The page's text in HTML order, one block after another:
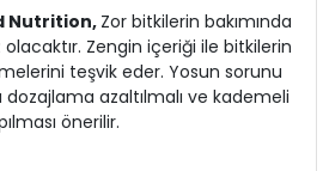
Nutrition,Zor bitkilerin bakımında
olacaktır. Zengin içeriği ile bitkilerin
teşvik eder. Yosun sorunu
azaltılmalı ve kademeli
önerilir.